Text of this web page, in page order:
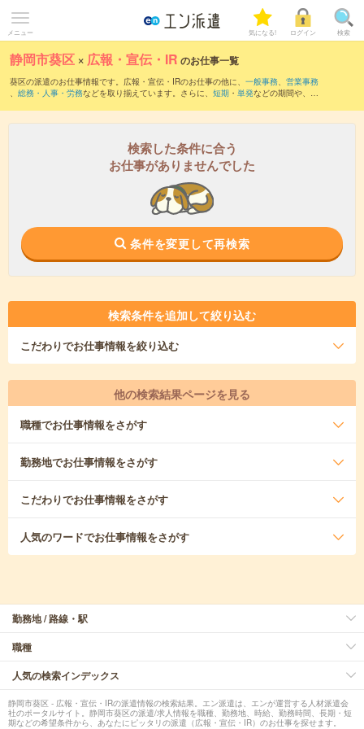
メニュー 気になる! ログイン 検索
静岡市葵区 × 広報・宣伝・IR のお仕事一覧
葵区の派遣のお仕事情報です。広報・宣伝・IRのお仕事の他に、 一般事務、 営業事務
、 総務・人事・労務などを取り揃えています。さらに、 短期 ・ 単発などの期間や、 職
検索した条件に合う
お仕事がありませんでした
条件を変更して再検索
検索条件を追加して絞り込む
こだわりでお仕事情報を絞り込む
他の検索結果ページを見る
職種でお仕事情報をさがす
勤務地でお仕事情報をさがす
こだわりでお仕事情報をさがす
人気のワードでお仕事情報をさがす
勤務地 / 路線・駅
職種
人気の検索インデックス
静岡市葵区 - 広報・宣伝・IRの派遣情報の検索結果。エン派遣は、エンが運営する人材派遣会
社のポータルサイト。静岡市葵区の派遣/求人情報を職種、勤務地、時給、勤務時間、長期・短
期などの希望条件から、あなたにピッタリの派遣（広報・宣伝・IR）のお仕事を探せます。